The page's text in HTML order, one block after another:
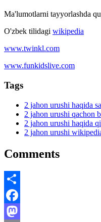
Ma'lumotlarni tayyorlashda
O'zbek tilidagi wikipedia
www.twinkl.com
www.funkidslive.com
Tags
2 jahon urushi haqida
2 jahon urushi qachon
2 jahon urushi haqida
2 jahon urushi
Comments
Share
Facebook